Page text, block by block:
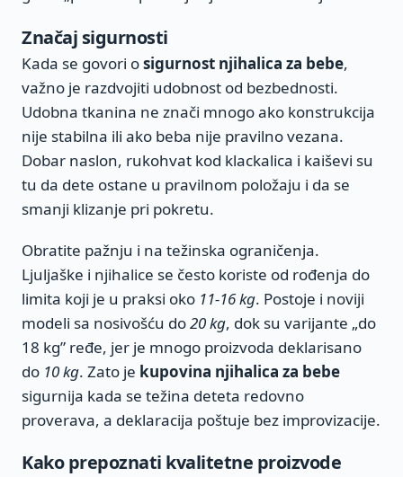
Značaj sigurnosti
Kada se govori osigurnost njihalica za bebe,
važno je razdvojiti udobnost od bezbednosti.
Udobna tkanina ne znači mnogo ako konstrukcija
nije stabilna ili ako beba nije pravilno vezana.
Dobar naslon, rukohvat kod klackalica i kaiševi su
tu da dete ostane u pravilnom položaju i da se
smanji klizanje pri pokretu.
Obratite pažnju i na težinska ograničenja.
Ljuljaške i njihalice se često koriste od rođenja do
limita koji je u praksi oko 11-16 kg. Postoje i noviji
modeli sa nosivošću do20 kg, dok su varijante „do
18 kg” ređe, jer je mnogo proizvoda deklarisano
do 10 kg. Zato je kupovina njihalica za bebe
sigurnija kada se težina deteta redovno
proverava, a deklaracija poštuje bez improvizacije.
Kako prepoznati kvalitetne proizvode